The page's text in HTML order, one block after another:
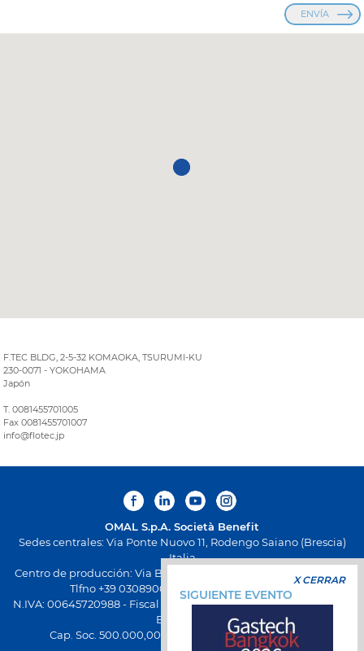
ENVÍA
F.TEC BLDG, 2-5-32 KOMAOKA, TSURUMI-KU
230-0071 - YOKOHAMA
Japón
T. 0081455701005
Fax 0081455701007
info@flotec.jp
OMAL S.p.A. Società Benefit
Sedes centrales: Via Ponte Nuovo 11, Rodengo Saiano (Brescia)
Italia
Centro de producción: Via Brognolo 12, Passirano (Brescia) Italia
Tlfno +39 0308900145 Fax +39 0308900423
N.IVA: 00645720988 - Fiscal Code: 01661640175 - Inscripción REA
BS-258271
Cap. Soc. 500.000,00 € totalmente desembolsado
X CERRAR
SIGUIENTE EVENTO